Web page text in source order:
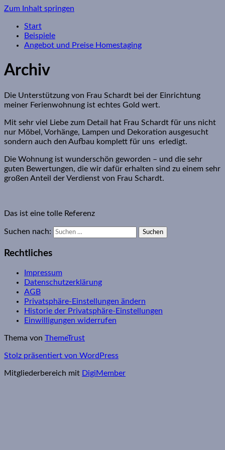
Zum Inhalt springen
Start
Beispiele
Angebot und Preise Homestaging
Archiv
Die Unterstützung von Frau Schardt bei der Einrichtung
meiner Ferienwohnung ist echtes Gold wert.
Mit sehr viel Liebe zum Detail hat Frau Schardt für uns nicht
nur Möbel, Vorhänge, Lampen und Dekoration ausgesucht
sondern auch den Aufbau komplett für uns erledigt.
Die Wohnung ist wunderschön geworden – und die sehr
guten Bewertungen, die wir dafür erhalten sind zu einem sehr
großen Anteil der Verdienst von Frau Schardt.
Das ist eine tolle Referenz
Suchen nach:
Rechtliches
Impressum
Datenschutzerklärung
AGB
Privatsphäre-Einstellungen ändern
Historie der Privatsphäre-Einstellungen
Einwilligungen widerrufen
Thema von ThemeTrust
Stolz präsentiert von WordPress
Mitgliederbereich mit DigiMember